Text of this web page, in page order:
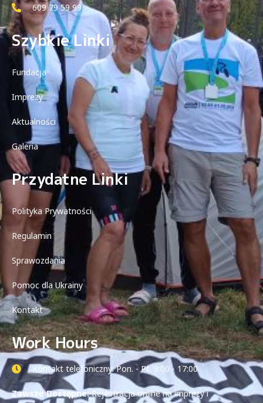
609 79 59 99
Szybkie Linki
Fundacja
Imprezy
Aktualności
Galeria
Przydatne Linki
Polityka Prywatności
Regulamin
Sprawozdania
Pomoc dla Ukrainy
Kontakt
Work Hours
Kontakt telefoniczny: Pon. - Pt. 9:00 - 17:00
Zawsze Dostępne:Rejestracja online na imprezy i